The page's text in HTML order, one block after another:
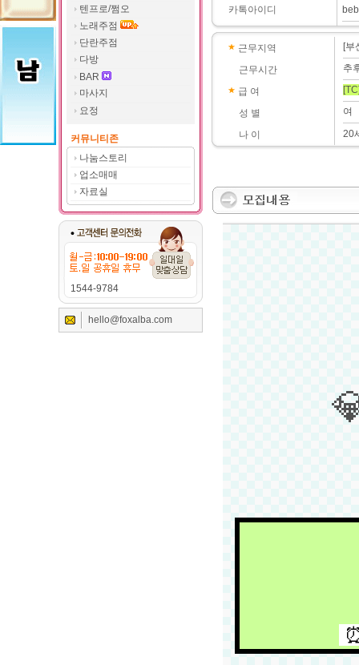
텐프로/쩜오
노래주점
단란주점
다방
BAR
마사지
요정
커뮤니티존
나눔스토리
업소매매
자료실
1544-9784
hello@foxalba.com
카톡아이디
근무지역
근무시간
급 여
성 별
나 이
[부
추
여
20